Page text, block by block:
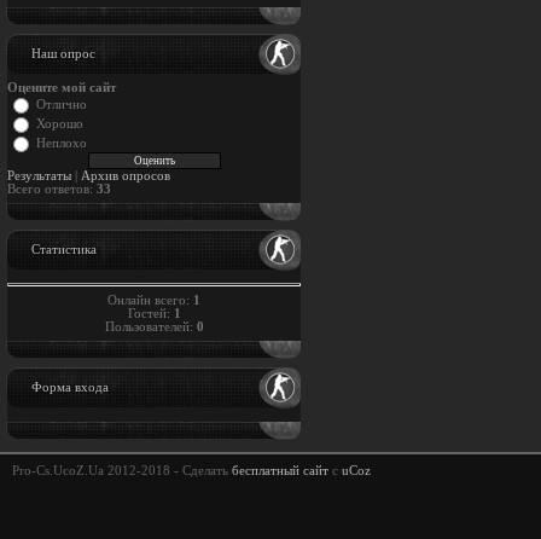
Наш опрос
Оцените мой сайт
Отлично
Хорошо
Неплохо
Результаты
Архив опросов
Всего ответов: 33
Статистика
Онлайн всего: 1
Гостей: 1
Пользователей: 0
Форма входа
Pro-Cs.UcoZ.Ua 2012-2018 - Сделать бесплатный сайт с uCoz